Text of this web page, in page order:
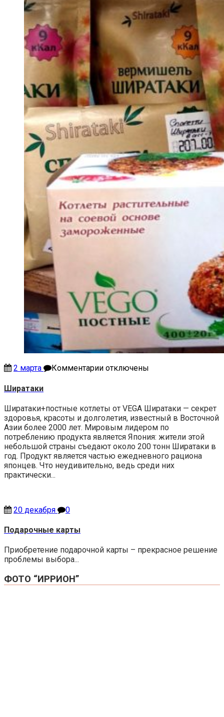
2 марта Комментариикотключены
Ширатаки
Ширатаки+постные котлеты от VEGA Ширатаки — секрет
здоровья, красоты и долголетия, известный в Восточной
Азии более 2000 лет. Мировым лидером по
потреблению продукта является Япония: жители этой
небольшой страны съедают около 200 тонн Ширатаки в
год. Продукт является частью ежедневного рациона
японцев. Что неудивительно, ведь среди них
практически...
20 декабря 0
Подарочные карты
Приобретение подарочной карты – прекрасное решение
проблемы выбора...
ФОТО “ИРРИОН”